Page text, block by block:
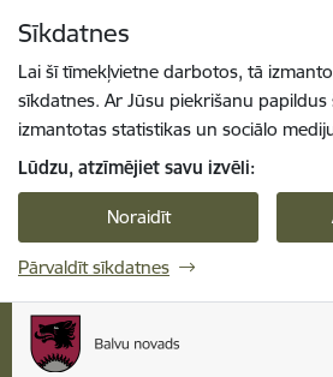
Sīkdatnes
Lai šī tīmekļvietne darbotos, tā
sīkdatnes. Ar Jūsu piekrišanu
izmantotas statistikas un sociālo
Lūdzu, atzīmējiet savu izvēli:
Noraidīt
Pārvaldīt sīkdatnes